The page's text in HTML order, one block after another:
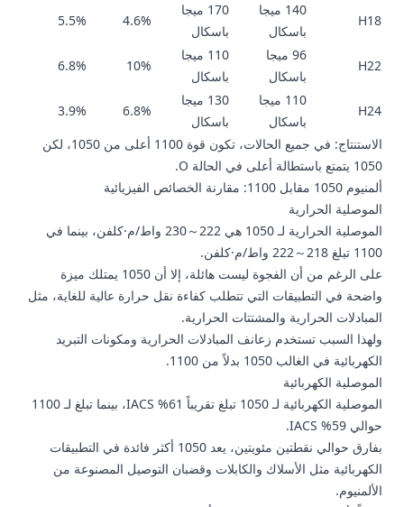
H18
140 ميجا
باسكال
170 ميجا
باسكال
4.6%
5.5%
H22
96 ميجا
باسكال
110 ميجا
باسكال
10%
6.8%
H24
110 ميجا
باسكال
130 ميجا
باسكال
6.8%
3.9%
الاستنتاج: في جميع الحالات، تكون قوة 1100 أعلى من 1050، لكن
1050 يتمتع باستطالة أعلى في الحالة O.
ألمنيوم 1050 مقابل 1100: مقارنة الخصائص الفيزيائية
الموصلية الحرارية
الموصلية الحرارية لـ 1050 هي 222～230 واط/م·كلفن، بينما في
1100 تبلغ 218～222 واط/م·كلفن.
على الرغم من أن الفجوة ليست هائلة، إلا أن 1050 يمتلك ميزة
واضحة في التطبيقات التي تتطلب كفاءة نقل حرارة عالية للغاية، مثل
المبادلات الحرارية والمشتتات الحرارية.
ولهذا السبب تستخدم زعانف المبادلات الحرارية ومكونات التبريد
الكهربائية في الغالب 1050 بدلاً من 1100.
الموصلية الكهربائية
الموصلية الكهربائية لـ 1050 تبلغ تقريباً 61% IACS، بينما تبلغ لـ 1100
حوالي 59% IACS.
بفارق حوالي نقطتين مئويتين، يعد 1050 أكثر فائدة في التطبيقات
الكهربائية مثل الأسلاك والكابلات وقضبان التوصيل المصنوعة من
الألمنيوم.